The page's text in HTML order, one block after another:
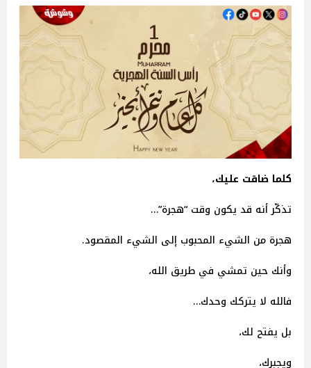
كلما ضاقت عليك،
تذكّر أنه قد يكون وقت “هجرة”…
هجرة من الشيء المحبوب إلى الشيء المقصود.
وأنك حين تمشي في طريق الله،
فالله لا يتركك وحدك…
بل يفتح لك،
ويجبرك،